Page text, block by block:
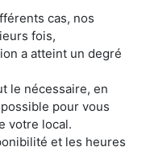
cas, nos
fois,
a atteint un degré
le nécessaire, en
pour vous
votre local.
et les heures